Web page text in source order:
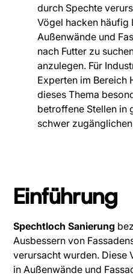
durch Spechte
Vögel hacken häufig
Außenwände und
nach Futter zu
anzulegen. Für
Experten im Bereich
dieses Thema
betroffene Stellen in
schwer
Einführung
Spechtloch Sanierung
Ausbessern von
verursacht wurden. Diese
in Außenwände und